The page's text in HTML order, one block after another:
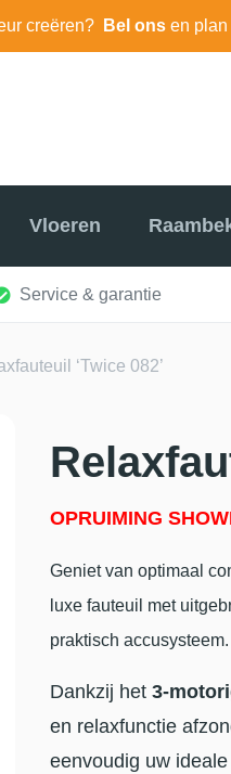
creëren? Bel onsen plan
Vloeren
Service & garantie
‘Twice 082’
OPRUIMING
Geniet van optimaal
luxe fauteuil met
praktisch accusysteem.
Dankzij het 3-
en relaxfunctie
eenvoudig uw